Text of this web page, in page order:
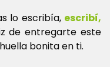
lo escribía, escribí,
de entregarte este
bonita en ti.